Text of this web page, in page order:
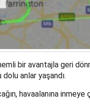
bir avantajla geri
anlar yaşandı.
havaalanına inmeye